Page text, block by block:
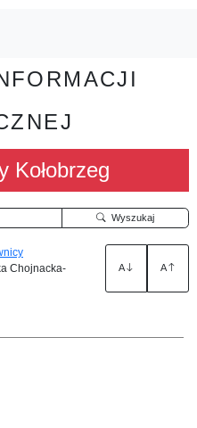
Kołobrzeg
Wyszukaj
Chojnacka-
A A